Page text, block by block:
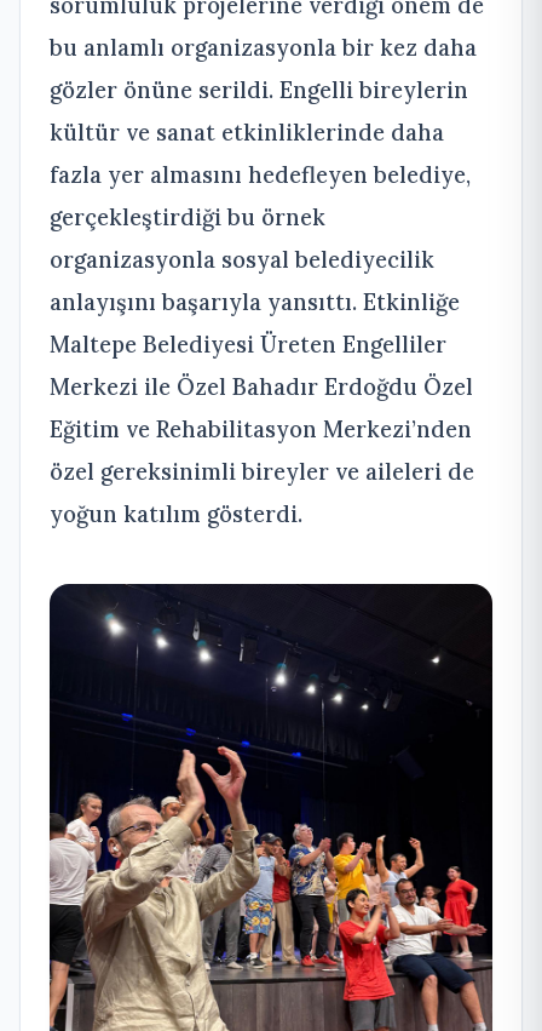
bu anlamlı organizasyonla bir kez daha
gözler önüne serildi. Engelli bireylerin
kültür ve sanat etkinliklerinde daha
fazla yer almasını hedefleyen belediye,
gerçekleştirdiği bu örnek
organizasyonla sosyal belediyecilik
anlayışını başarıyla yansıttı. Etkinliğe
Maltepe Belediyesi Üreten Engelliler
Merkezi ile Özel Bahadır Erdoğdu Özel
Eğitim ve Rehabilitasyon Merkezi’nden
özel gereksinimli bireyler ve aileleri de
yoğun katılım gösterdi.